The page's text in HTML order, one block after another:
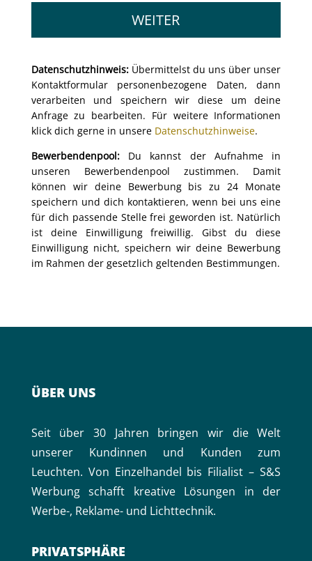
WEITER
Datenschutzhinweis:Übermittelst du uns über unser
Kontaktformular personenbezogene Daten, dann
verarbeiten und speichern wir diese um deine
Anfrage zu bearbeiten. Für weitere Informationen
klick dich gerne in unsere Datenschutzhinweise.
Bewerbendenpool: Du kannst der Aufnahme in
unseren Bewerbendenpool zustimmen. Damit
können wir deine Bewerbung bis zu 24 Monate
speichern und dich kontaktieren, wenn bei uns eine
für dich passende Stelle frei geworden ist. Natürlich
ist deine Einwilligung freiwillig. Gibst du diese
Einwilligung nicht, speichern wir deine Bewerbung
im Rahmen der gesetzlich geltenden Bestimmungen.
ÜBER UNS
Seit über 30 Jahren bringen wir die Welt
unserer Kundinnen und Kunden zum
Leuchten. Von Einzelhandel bis Filialist – S&S
Werbung schafft kreative Lösungen in der
Werbe-, Reklame- und Lichttechnik.
PRIVAT­SPHÄRE